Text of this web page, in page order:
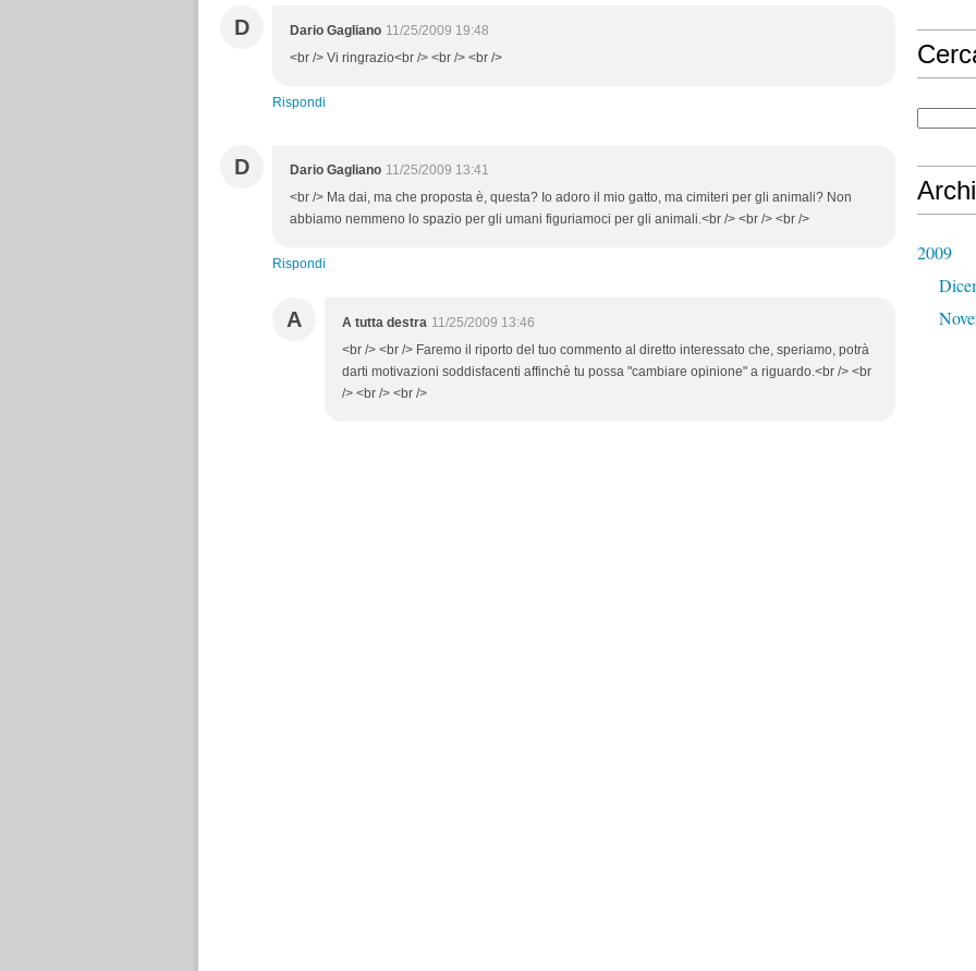
D Dario Gagliano 11/25/2009 19:48
<br /> Vi ringrazio<br /> <br /> <br />
Rispondi
D Dario Gagliano 11/25/2009 13:41
<br /> Ma dai, ma che proposta è, questa? Io adoro il mio gatto, ma cimiteri per gli animali? Non
abbiamo nemmeno lo spazio per gli umani figuriamoci per gli animali.<br /> <br /> <br />
Rispondi
A A tutta destra 11/25/2009 13:46
<br /> <br /> Faremo il riporto del tuo commento al diretto interessato che, speriamo, potrà
darti motivazioni soddisfacenti affinchè tu possa "cambiare opinione" a riguardo.<br /> <br
/> <br /> <br />
2009